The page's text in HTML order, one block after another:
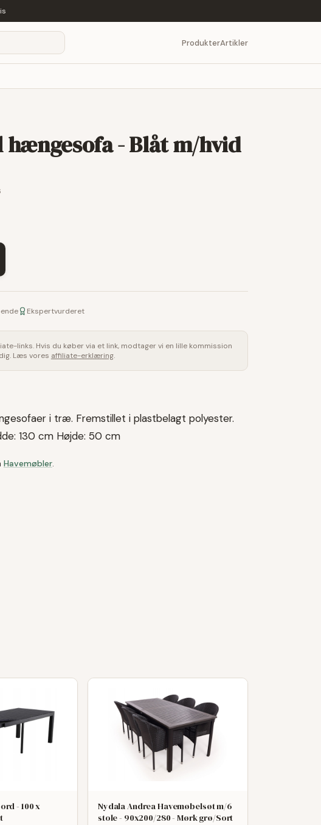
ProdukterArtikler
- Blåt m/hvid
Ekspertvurderet
links. Hvis du køber via et link, modtager vi en lille kommission
Læs vores affiliate-erklæring.
i træ. Fremstillet i plastbelagt polyester.
130 cm Højde: 50 cm
Havemøbler.
- 100 x
Nydala Andrea Havemøbelsøt m/6
stole - 90x200/280 - Mørk grø/Sort